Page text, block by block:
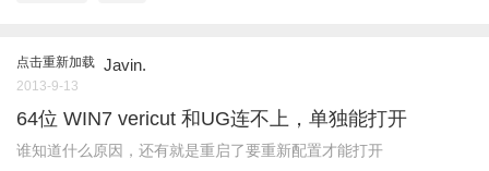
点击重新加载 Javin.
2013-9-13
64位 WIN7 vericut 和UG连不上，单独能打开
谁知道什么原因，还有就是重启了要重新配置才能打开